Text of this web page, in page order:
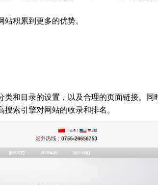
积累到更多的优势。
和目录的设置，以及合理的页面链接。同
索引擎对网站的收录和排名。